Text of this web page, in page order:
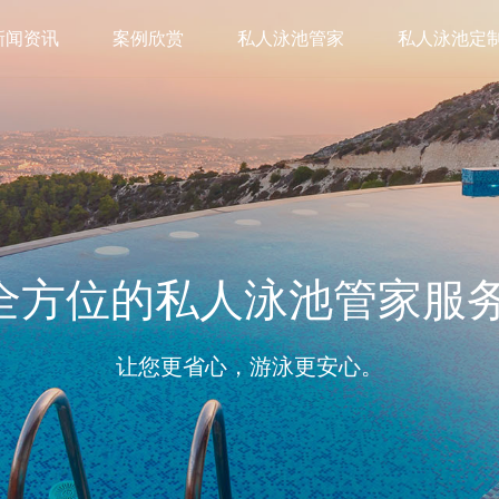
闻资讯 案例欣赏 私人泳池管家 私人泳池定
方位的私人泳池管家服
让您更省心，游泳更安心。